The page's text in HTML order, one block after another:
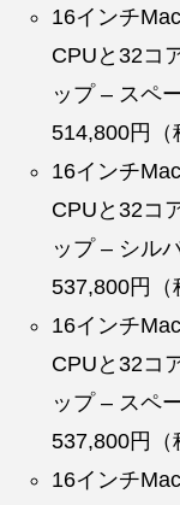
16インチ
CPUと32コ
ップ – スペ
514,800円（
16インチ
CPUと32コ
ップ – シル
537,800円（
16インチ
CPUと32コ
ップ – スペ
537,800円（
16インチ